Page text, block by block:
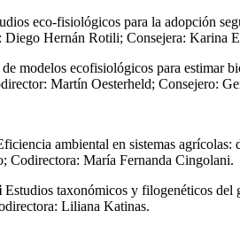
–
8
y
9
de
eco-fisiológicos para la adopción
Hernán Rotili; Consejera: Karina
modelos ecofisiológicos para estimar
Martín Oesterheld; Consejero:
ambiental en sistemas agrícolas:
Codirectora: María Fernanda Cingolani.
Estudios taxonómicos y filogenéticos del
Liliana Katinas.